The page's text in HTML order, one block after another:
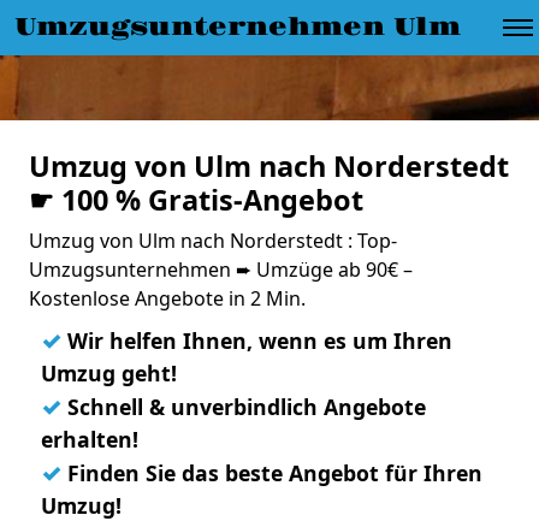
Umzugsunternehmen Ulm
Umzug von Ulm nach Norderstedt
☛ 100 % Gratis-Angebot
Umzug von Ulm nach Norderstedt : Top-
Umzugsunternehmen ➨ Umzüge ab 90€ –
Kostenlose Angebote in 2 Min.
✓ Wir helfen Ihnen, wenn es um Ihren
Umzug geht!
✓ Schnell & unverbindlich Angebote
erhalten!
✓ Finden Sie das beste Angebot für Ihren
Umzug!